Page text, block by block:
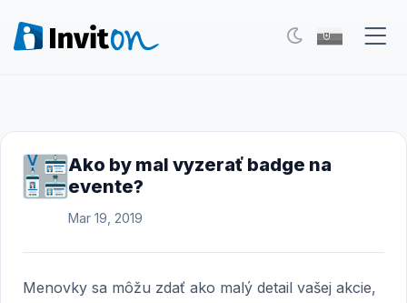
Blog
Eventy
Ako by mal vyzerať badge na
evente?
Mar 19, 2019
Menovky sa môžu zdať ako malý detail vašej akcie,